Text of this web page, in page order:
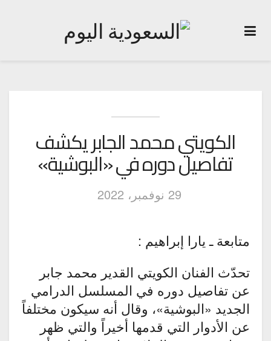
الكويتي محمد الجابر يكشف
تفاصيل دوره في «البوشية»
29 نوفمبر، 2022
متابعة ـ يارا إبراهيم :
تحدّث الفنان الكويتي القدير محمد جابر
عن تفاصيل دوره في المسلسل الدرامي
الجديد «البوشية»، وقال أنه سيكون مختلفاً
عن الأدوار التي قدمها أخيراً والتي ظهر